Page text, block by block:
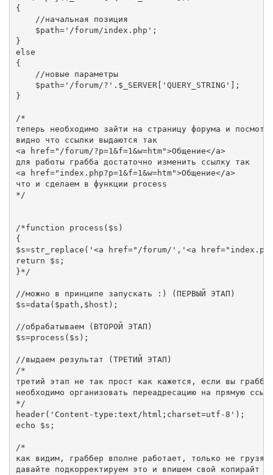
{
    //начальная позиция
    $path='/forum/index.php';
}
else
{
    //новые параметры
    $path='/forum/?'.$_SERVER['QUERY_STRING'];
}
/*
теперь необходимо зайти на страницу форума и
видно что ссылки выдаются так
<a href="/forum/?p=1&f=1&w=htm">Общение</a>
для работы грабба достаточно изменить ссылку так
<a href="index.php?p=1&f=1&w=htm">Общение</a>
что и сделаем в функции process
*/
/*function process($s)
{
$s=str_replace('<a href="/forum/','<a
return $s;
}*/
//можно в принципе запускать :) (ПЕРВЫЙ ЭТАП)
$s=data($path,$host);
//обрабатываем (ВТОРОЙ ЭТАП)
$s=process($s);
//выдаем результат (ТРЕТИЙ ЭТАП)
/*
третий этап не так прост как кажется, если вы
необходимо организовать переадресацию на прямую
*/
header('Content-type:text/html;charset=utf-8');
echo $s;
/*
как видим, граббер вполне работает, только не
давайте подкорректируем это и впишем свой копирайт